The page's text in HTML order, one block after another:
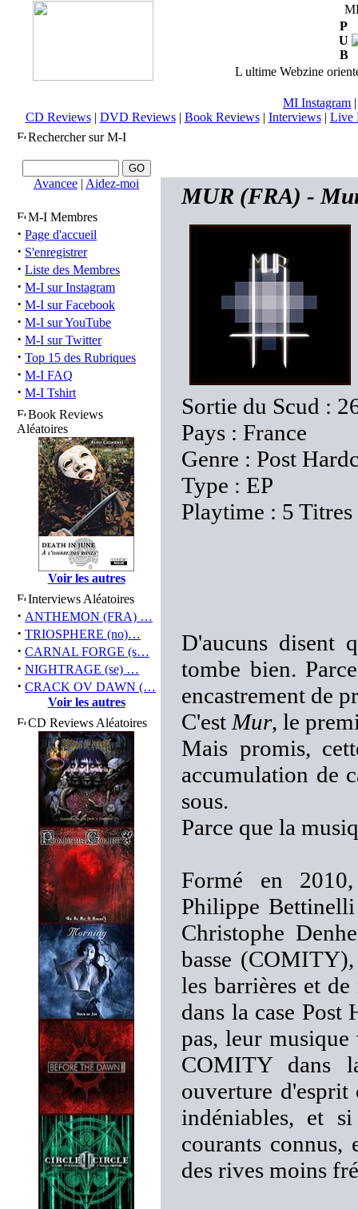
P
U
B
L ultime Webzine
MI Instagram
CD Reviews| DVD Reviews| Book Reviews| Interviews| Live
Rechercher sur M-I
Avancee | Aidez-moi
M-I Membres
· Page d'accueil
· S'enregistrer
· Liste des Membres
· M-I sur Instagram
· M-I sur Facebook
· M-I sur YouTube
· M-I sur Twitter
· Top 15 des Rubriques
· M-I FAQ
· M-I Tshirt
Book Reviews
Aléatoires
Voir les autres
Interviews Aléatoires
· ANTHEMON (FRA) …
· TRIOSPHERE (no)…
· CARNAL FORGE (s…
· NIGHTRAGE (se) …
· CRACK OV DAWN (…
Voir les autres
CD Reviews Aléatoires
MUR (FRA) -
Sortie du Scud :
Pays : France
Genre : Post
Type : EP
Playtime : 5
D'aucuns disent
tombe bien.
encastrement de
C'est Mur, le
Mais promis,
accumulation de
sous.
Parce que la
Formé en
Philippe
Christophe
basse
les barrières et
dans la case
pas, leur
COMITY dans
ouverture d'esprit
indéniables, et
courants connus,
des rives moins